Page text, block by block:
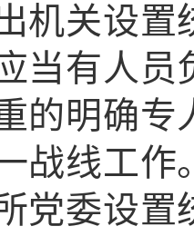
机关设
当有人
的明确
战线工作
党委设置